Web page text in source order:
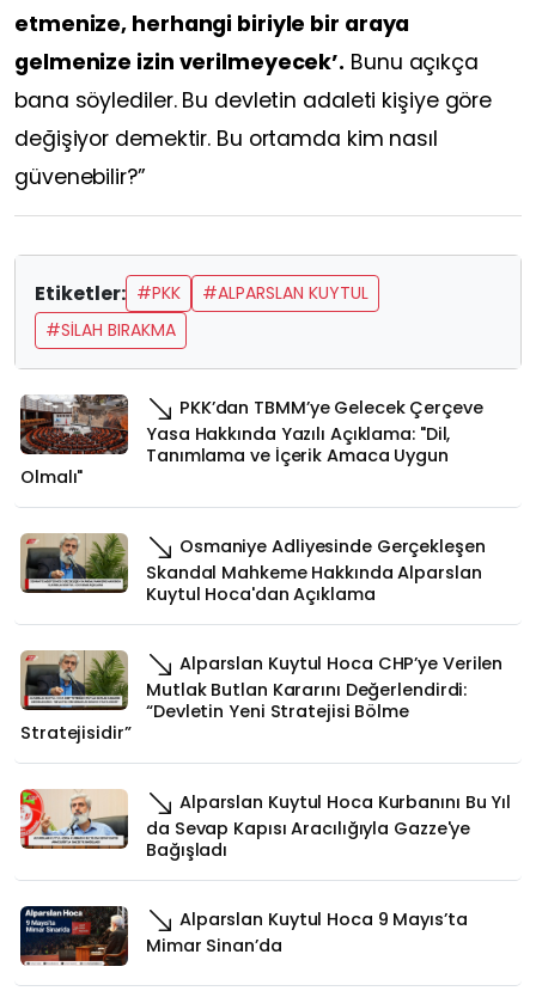
etmenize, herhangi biriyle bir araya
gelmenize izin verilmeyecek’. Bunu açıkça
bana söylediler. Bu devletin adaleti kişiye göre
değişiyor demektir. Bu ortamda kim nasıl
güvenebilir?”
Etiketler: #PKK
#ALPARSLAN KUYTUL
#SILAH BIRAKMA
PKK’dan TBMM’ye Gelecek Çerçeve
Yasa Hakkında Yazılı Açıklama: "Dil,
Tanımlama ve İçerik Amaca Uygun
Olmalı"
Osmaniye Adliyesinde Gerçekleşen
Skandal Mahkeme Hakkında Alparslan
Kuytul Hoca'dan Açıklama
Alparslan Kuytul Hoca CHP’ye Verilen
Mutlak Butlan Kararını Değerlendirdi:
“Devletin Yeni Stratejisi Bölme
Stratejisidir”
Alparslan Kuytul Hoca Kurbanını Bu Yıl
da Sevap Kapısı Aracılığıyla Gazze'ye
Bağışladı
Alparslan Kuytul Hoca 9 Mayıs’ta
Mimar Sinan’da